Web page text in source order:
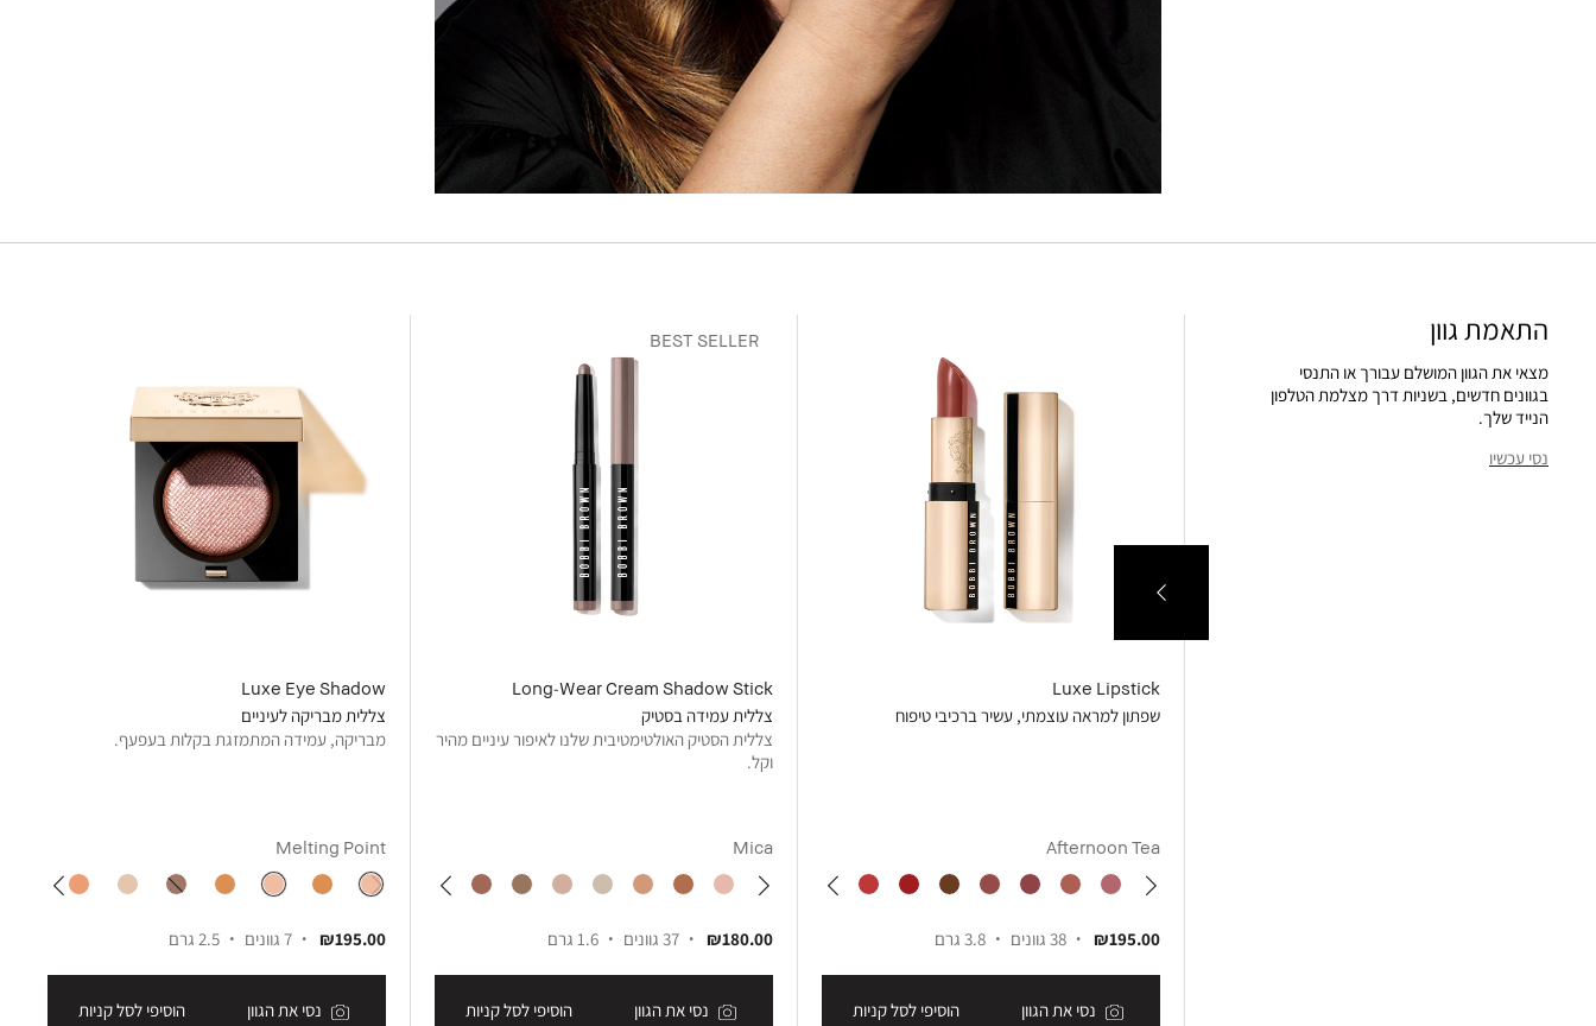
התאמת גוון
מצאי את הגוון המושלם עבורך או התנסי
בגוונים חדשים, בשניות דרך מצלמת הטלפון
הנייד שלך.
נסי עכשיו
Luxe Lipstick
שפתון למראה עוצמתי, עשיר ברכיבי טיפוח
Afternoon Tea
₪195.00 38 גוונים 3.8 גרם
נסי את הגוון הוסיפי לסל קניות
BEST SELLER
Long-Wear Cream Shadow Stick
צללית עמידה בסטיק
צללית הסטיק האולטימטיבית שלנו לאיפור עיניים מהיר
וקל.
Mica
₪180.00 37 גוונים 1.6 גרם
נסי את הגוון הוסיפי לסל קניות
Luxe Eye Shadow
צללית מבריקה לעיניים
מבריקה, עמידה המתמזגת בקלות בעפעף.
Melting Point
₪195.00 7 גוונים 2.5 גרם
נסי את הגוון הוסיפי לסל קניות